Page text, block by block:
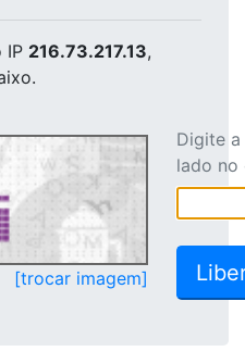
IP 216.73.217.13,
[trocar imagem]
Digite
lado no